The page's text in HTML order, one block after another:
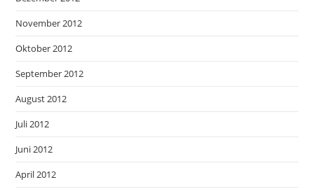
November 2012
Oktober 2012
September 2012
August 2012
Juli 2012
Juni 2012
April 2012